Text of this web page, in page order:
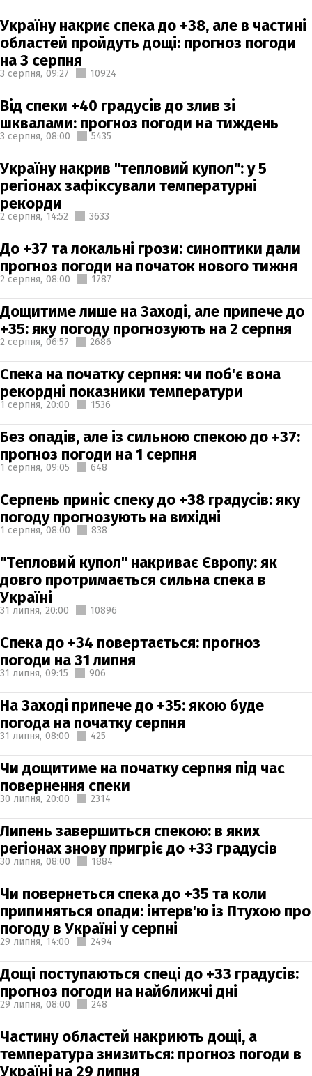
Україну накриє спека до +38, але в частині
областей пройдуть дощі: прогноз погоди
на 3 серпня
3 серпня, 09:27 10924
Від спеки +40 градусів до злив зі
шквалами: прогноз погоди на тиждень
3 серпня, 08:00 5435
Україну накрив "тепловий купол": у 5
регіонах зафіксували температурні
рекорди
2 серпня, 14:52 3633
До +37 та локальні грози: синоптики дали
прогноз погоди на початок нового тижня
2 серпня, 08:00 1787
Дощитиме лише на Заході, але припече до
+35: яку погоду прогнозують на 2 серпня
2 серпня, 06:57 2686
Спека на початку серпня: чи поб'є вона
рекордні показники температури
1 серпня, 20:00 1536
Без опадів, але із сильною спекою до +37:
прогноз погоди на 1 серпня
1 серпня, 09:05 648
Серпень приніс спеку до +38 градусів: яку
погоду прогнозують на вихідні
1 серпня, 08:00 838
"Тепловий купол" накриває Європу: як
довго протримається сильна спека в
Україні
31 липня, 20:00 10896
Спека до +34 повертається: прогноз
погоди на 31 липня
31 липня, 09:15 906
На Заході припече до +35: якою буде
погода на початку серпня
31 липня, 08:00 425
Чи дощитиме на початку серпня під час
повернення спеки
30 липня, 20:00 2314
Липень завершиться спекою: в яких
регіонах знову пригріє до +33 градусів
30 липня, 08:00 1884
Чи повернеться спека до +35 та коли
припиняться опади: інтерв'ю із Птухою про
погоду в Україні у серпні
29 липня, 14:00 2494
Дощі поступаються спеці до +33 градусів:
прогноз погоди на найближчі дні
29 липня, 08:00 248
Частину областей накриють дощі, а
температура знизиться: прогноз погоди в
Україні на 29 липня